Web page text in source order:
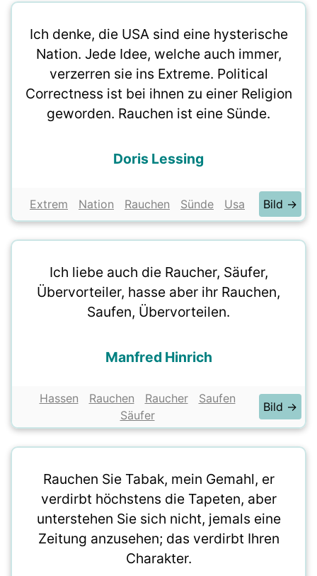
Ich denke, die USA sind eine hysterische
Nation. Jede Idee, welche auch immer,
verzerren sie ins Extreme. Political
Correctness ist bei ihnen zu einer Religion
geworden. Rauchen ist eine Sünde.
Doris Lessing
Extrem Nation Rauchen Sünde Usa Bild →
Ich liebe auch die Raucher, Säufer,
Übervorteiler, hasse aber ihr Rauchen,
Saufen, Übervorteilen.
Manfred Hinrich
Hassen Rauchen Raucher
Saufen
Säufer
Bild →
Rauchen Sie Tabak, mein Gemahl, er
verdirbt höchstens die Tapeten, aber
unterstehen Sie sich nicht, jemals eine
Zeitung anzusehen; das verdirbt Ihren
Charakter.